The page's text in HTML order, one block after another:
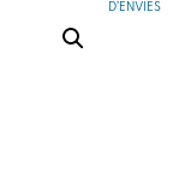
D’ENVIES